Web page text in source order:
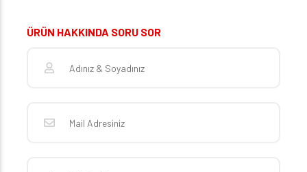
ÜRÜN HAKKINDA SORU SOR